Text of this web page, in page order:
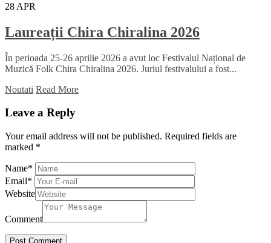
28 APR
Laureații Chira Chiralina 2026
În perioada 25-26 aprilie 2026 a avut loc Festivalul Național de
Muzică Folk Chira Chiralina 2026. Juriul festivalului a fost...
Noutati Read More
Leave a Reply
Your email address will not be published. Required fields are
marked *
Name*
Email*
Website
Comment